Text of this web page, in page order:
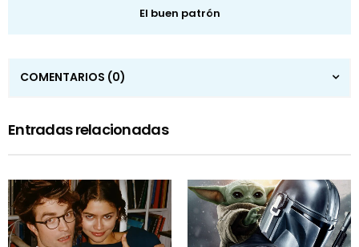
El buen patrón
COMENTARIOS (0)
Entradas relacionadas